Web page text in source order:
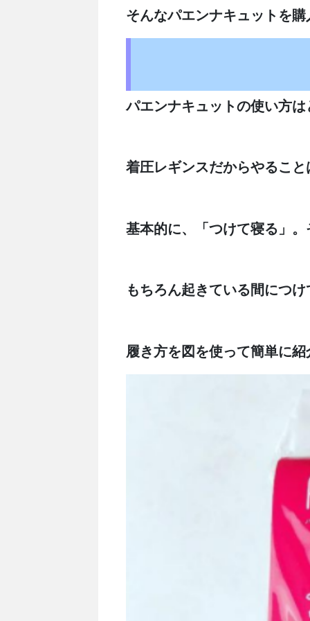
そんなパエンナキュットを
パエンナキュットの使い方
着圧レギンスだからやるこ
基本的に、「つけて寝る」
もちろん起きている間につ
履き方を図を使って簡単に紹